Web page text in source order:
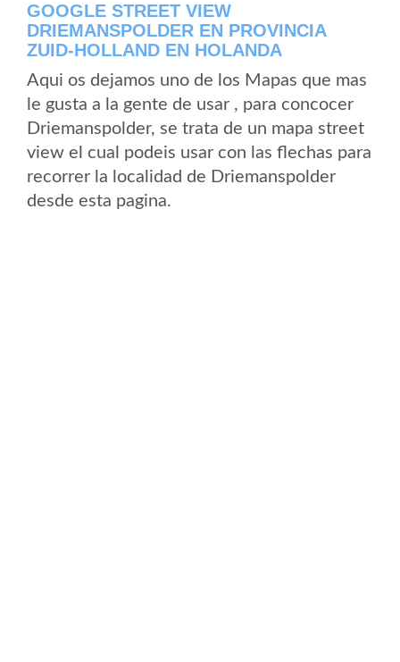
GOOGLE STREET VIEW
DRIEMANSPOLDER EN PROVINCIA
ZUID-HOLLAND EN HOLANDA
Aqui os dejamos uno de los Mapas que mas
le gusta a la gente de usar , para concocer
Driemanspolder, se trata de un mapa street
view el cual podeis usar con las flechas para
recorrer la localidad de Driemanspolder
desde esta pagina.